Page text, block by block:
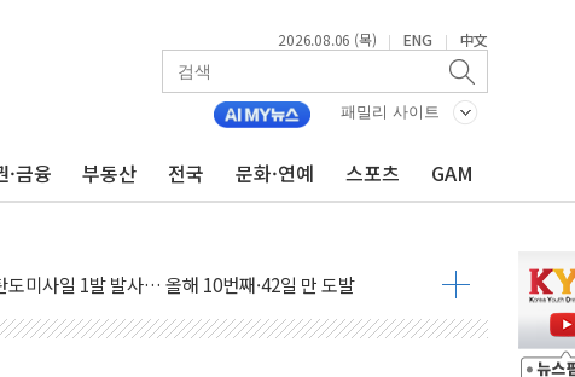
2026.08.06 (목) | ENG | 中文
패밀리 사이트
·금융 부동산 전국 문화·연예 스포츠 GAM
상…대응 1단계 진압 중
봐야, 경쟁상대 中과 비교해야"
미사일 1발 발사… 올해 10번째·42일 만 도발
에 새 안보 위기… 반군·마약카르텔이 습득해 전투 활용